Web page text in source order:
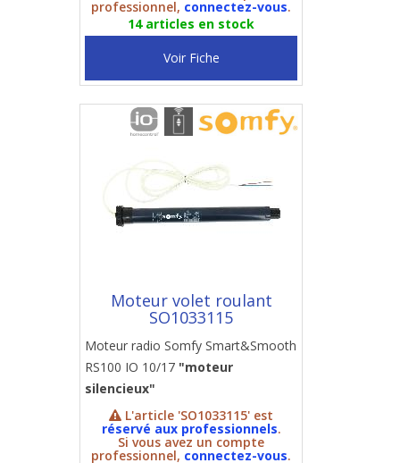
professionnel, connectez-vous.
14 articles en stock
Voir Fiche
Moteur volet roulant
SO1033115
Moteur radio Somfy Smart&Smooth
RS100 IO 10/17 "moteur
silencieux"
L'article 'SO1033115' est
réservé aux professionnels.
Si vous avez un compte
professionnel, connectez-vous.